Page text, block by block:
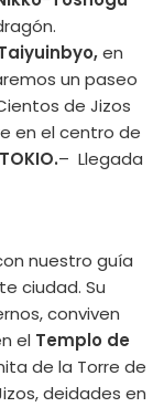
en
un paseo
de Jizos
en el centro de
TOKIO.– Llegada
nuestro guía
ciudad. Su
conviven
el Templo de
de la Torre de
deidades en